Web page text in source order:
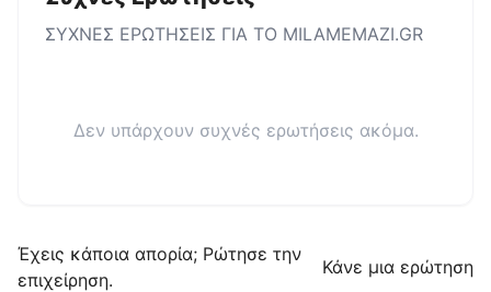
ΣΥΧΝΕΣ ΕΡΩΤΗΣΕΙΣ ΓΙΑ ΤΟ MILAMEMAZI.GR
Δεν υπάρχουν συχνές ερωτήσεις ακόμα.
Έχεις κάποια απορία; Ρώτησε την
επιχείρηση.
Κάνε μια ερώτηση